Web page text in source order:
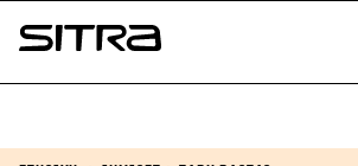
Siirry
suoraan
Sitra